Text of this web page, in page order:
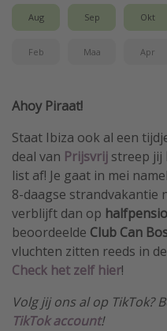
Aug Sep Okt
Feb Maa Apr
Ahoy Piraat!
Staat Ibiza ook al een
deal van Prijsvrij streep jij
list af! Je gaat in mei
8-daagse strandvakantie
verblijft dan op
beoordeelde Club Can
vluchten zitten reeds in
Check het zelf hier!
Volg jij ons al op TikTok?
TikTok account!